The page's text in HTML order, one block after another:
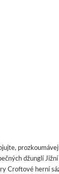
džunglí
Croftové herní